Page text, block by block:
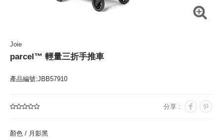
Joie
parcel™ 輕量三折手推車
產品編號:JBB57910
分享 :
顏色 / 月影黑